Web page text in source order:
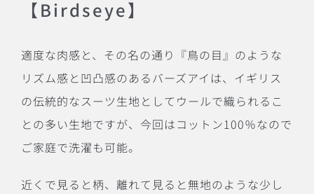
【Birdseye】
適度な肉感と、その名の通り『鳥の目』のような
リズム感と凹凸感のあるバーズアイは、イギリス
の伝統的なスーツ生地としてウールで織られるこ
との多い生地ですが、今回はコットン100％なので
ご家庭で洗濯も可能。
近くで見ると柄、離れて見ると無地のような少し